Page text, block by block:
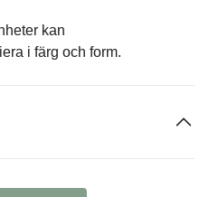
kan
i färg och form.